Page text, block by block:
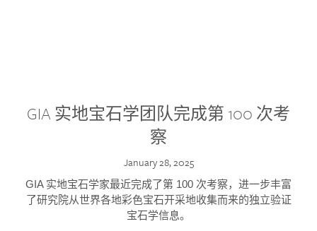
GIA 实地宝石学团队完成第 100 次考
察
January 28, 2025
GIA 实地宝石学家最近完成了第 100 次考察，进一步丰富
了研究院从世界各地彩色宝石开采地收集而来的独立验证
宝石学信息。